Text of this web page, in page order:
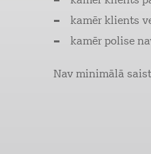
kamēr klients
kamēr polise
Nav minimālā